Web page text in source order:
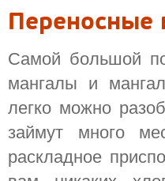
Переносные
Самой большой
мангалы и
легко можно
займут много
раскладное